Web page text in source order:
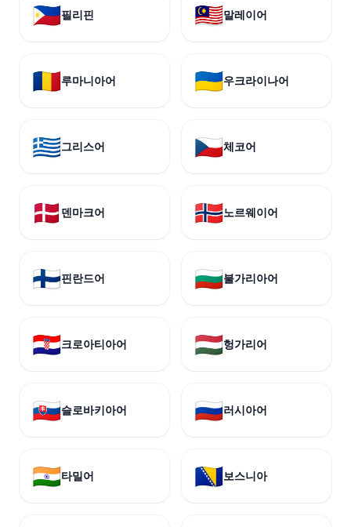
🇵🇭필리핀 🇲🇾말레이어
🇷🇴루마니아어 🇺🇦우크라이나어
🇬🇷그리스어 🇨🇿체코어
🇩🇰 덴마크어 🇳🇴노르웨이어
🇫🇮핀란드어 🇧🇬불가리아어
🇭🇷크로아티아어 🇭🇺헝가리어
🇸🇰슬로바키아어 🇷🇺러시아어
🇮🇳타밀어 🇧🇦보스니아